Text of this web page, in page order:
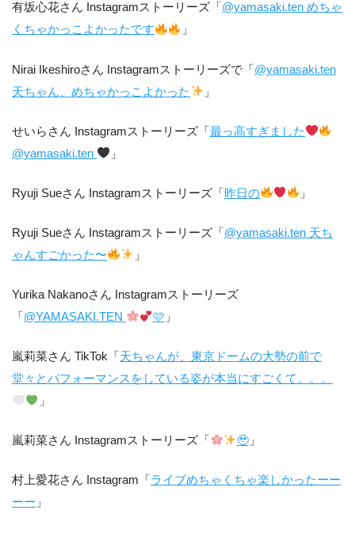
有坂心花さん Instagramストーリーズ「 @yamasaki.ten めちゃ
くちゃかっこよかったです
」
Nirai Ikeshiroさん Instagramストーリーズで「@yamasaki.ten
天ちゃん、めちゃかっこよかった
」
せいらさん Instagramストーリーズ「最っ高すぎました
@yamasaki.ten
」
Ryuji Sueさん Instagramストーリーズ「 昨日の 」
Ryuji Sueさん Instagramストーリーズ「 @yamasaki.ten 天ち
ゃんすごかった〜
」
Yurika Nakanoさん Instagramストーリーズ
「 @YAMASAKI.TEN 🩷 」
嵐莉菜さん TikTok「 天ちゃんが、東京ドームの大勢の前で
堂々とパフォーマンスをしている姿が本当にすごくて。。。
」
嵐莉菜さん Instagramストーリーズ「 🥹」
村上愛花さん Instagram「 ライブめちゃくちゃ楽しかったーー
ーー 」